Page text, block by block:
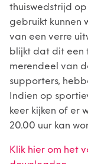
thuiswedstrijd
gebruikt kunnen
van een verre
blijkt dat dit een
merendeel van
supporters,
Indien op
keer kijken of er
20.00 uur kan
Klik hier om het